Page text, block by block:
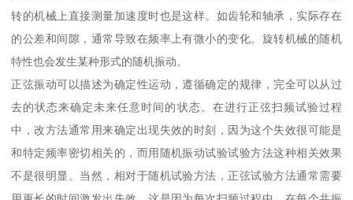
转的机械上直接测量加速度时也是这样。如齿轮和轴承，实际存在
的公差和间隙，通常导致在频率上有微小的变化。旋转机械的随机
特性也会发生某种形式的随机振动。
正弦振动可以描述为确定性运动，遵循确定的规律，完全可以从过
去的状态来确定未来任意时间的状态。在进行正弦扫频试验过程
中，改方法通常用来确定出现失效的时刻，因为这个失效很可能是
和特定频率密切相关的，而用随机振动试验试验方法这种相关效果
不是很明显。当然，相对于随机试验方法，正弦试验方法通常需要